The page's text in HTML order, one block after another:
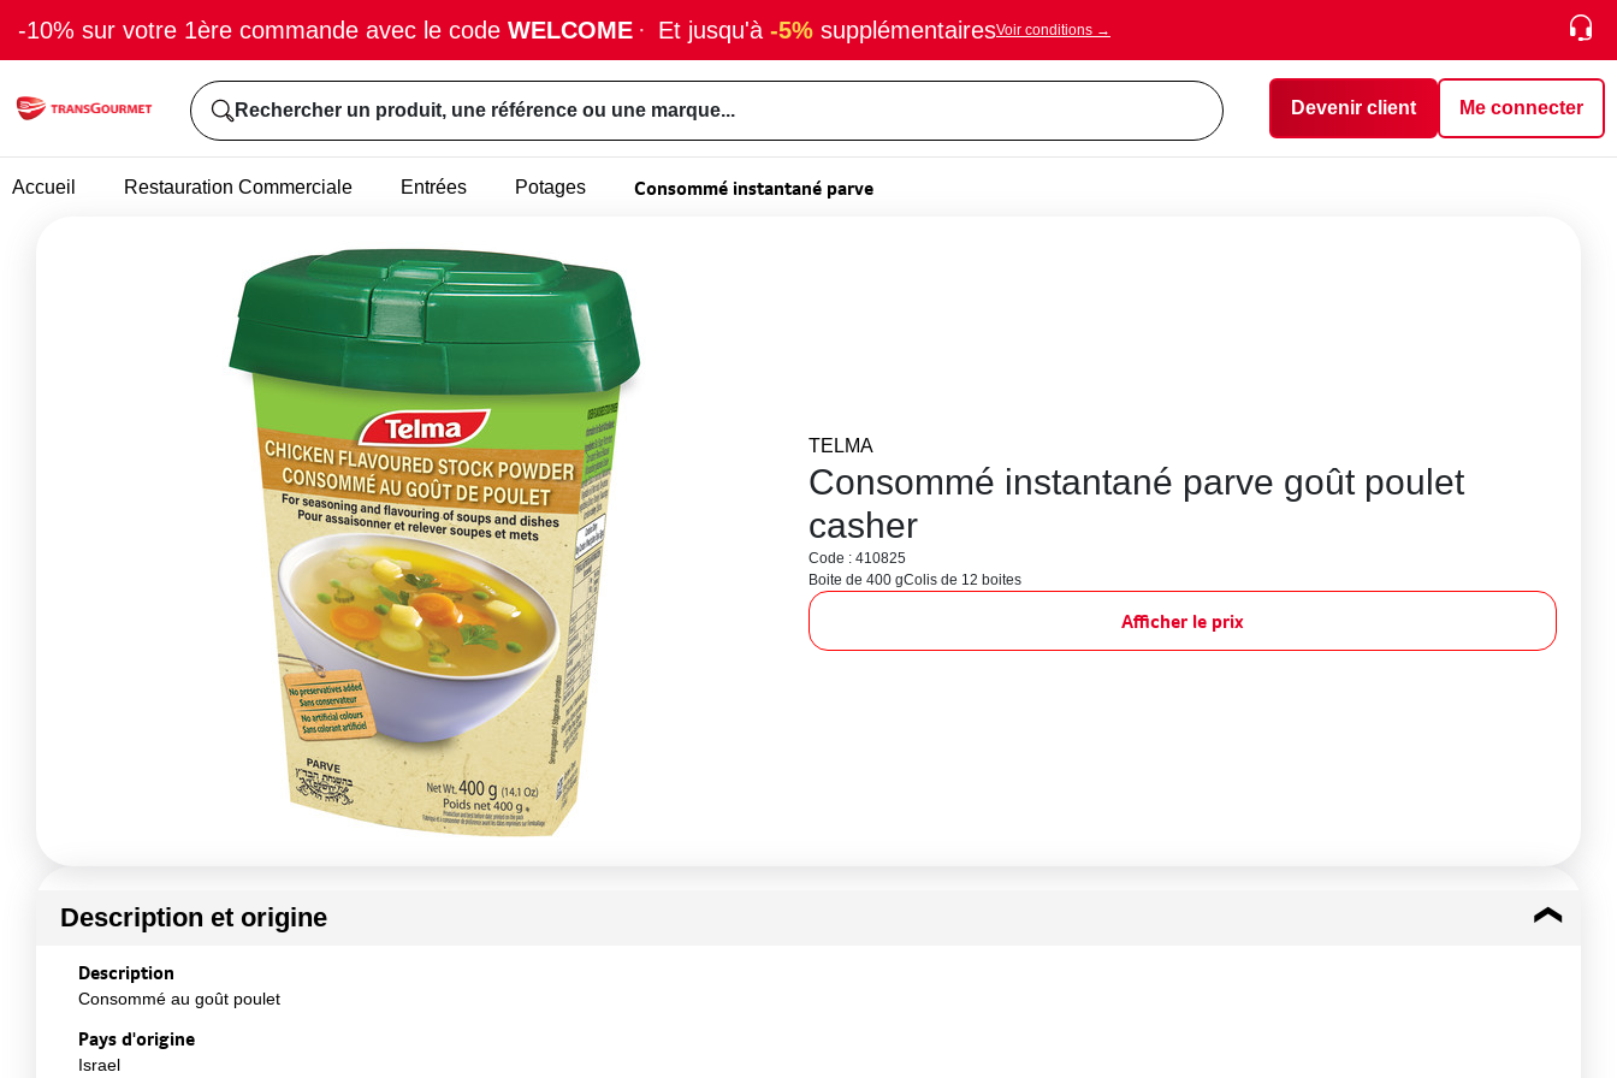
-10% sur votre 1ère commande avec le code WELCOME · Et jusqu'à -5% supplémentairesVoir conditions →
Rechercher un produit, une référence ou une marque... Devenir client Me connecter
Accueil Restauration Commerciale Entrées Potages Consommé instantané parve
TELMA
Consommé instantané parve goût poulet
casher
Code : 410825
Boite de 400 gColis de 12 boites
Afficher le prix
Description et origine
Description
Consommé au goût poulet
Pays d'origine
Israel